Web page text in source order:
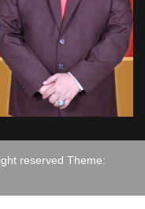
reserved Theme: